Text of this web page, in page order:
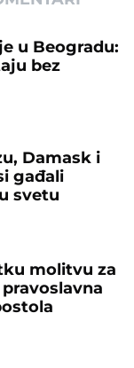
u Beogradu:
bez
Damask i
gađali
svetu
molitvu za